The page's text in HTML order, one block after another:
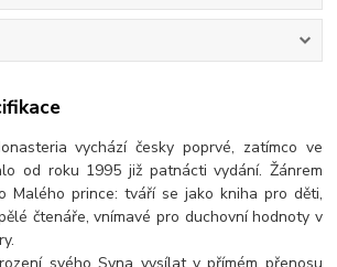
vychází česky poprvé, zatímco ve
od roku 1995 již patnácti vydání. Žánrem
Malého prince: tváří se jako kniha pro děti,
čtenáře, vnímavé pro duchovní hodnoty v
svého Syna vysílat v přímém přenosu